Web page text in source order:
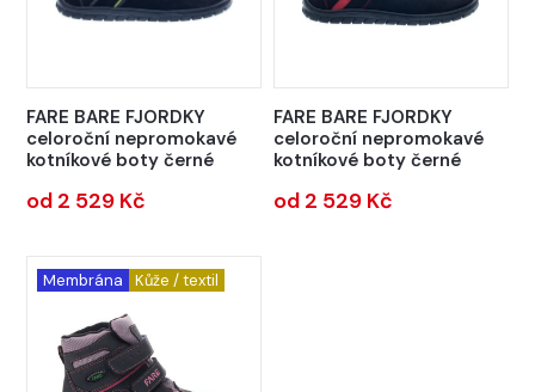
FARE BARE FJORDKY
celoroční nepromokavé
kotníkové boty černé
od 2 529 Kč
FARE BARE FJORDKY
celoroční nepromokavé
kotníkové boty černé
od 2 529 Kč
Membrána Kůže / textil